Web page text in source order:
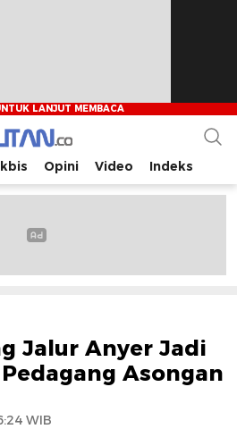
fakta bagi pembaca
Opini Video Indeks
Jalur Anyer Jadi
Asongan
WIB